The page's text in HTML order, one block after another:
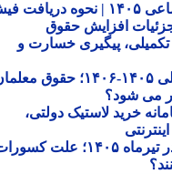
فیش حقوقی بازنشستگان تامین اجتماعی ۱۴۰۵ | نحوه دریافت فیش
افزایش حقوق
تکمیلی، پیگیری خسارت و
حکم حقوقی نومعلمان در سال تحصیلی ۱۴۰۵-۱۴۰۶؛ حقوق معلمان
شود؟
لینک سامانه خرید لاستیک دولتی،
کسر از حقوق بازنشستگان کشوری در تیرماه ۱۴۰۵؛ علت کسورات